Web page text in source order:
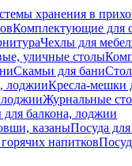
хранения в
Комплектующие для
Чехлы для
уличные столы
Скамьи для бани
лоджииКресла-мешки
лоджииЖурнальные
балкона, лоджии
казаныПосуда
напитков